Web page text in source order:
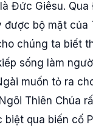
Đức Giêsu. Qua
được bộ mặt của
chúng ta biết
sống làm
muốn tỏ ra
Thiên Chúa
biệt qua biến cố